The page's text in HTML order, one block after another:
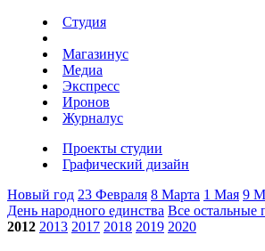
Студия
Магазинус
Медиа
Экспресс
Иронов
Журналус
Проекты студии
Графический дизайн
Новый год 23 Февраля 8 Марта 1 Мая 9
День народного единства Все остальные
2012 2013 2017 2018 2019 2020